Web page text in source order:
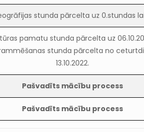
stunda pārcelta uz 0.stundas
pamatu stunda pārcelta uz
stunda pārcelta no
13.10.2022.
Pašvadīts mācību process
Pašvadīts mācību process